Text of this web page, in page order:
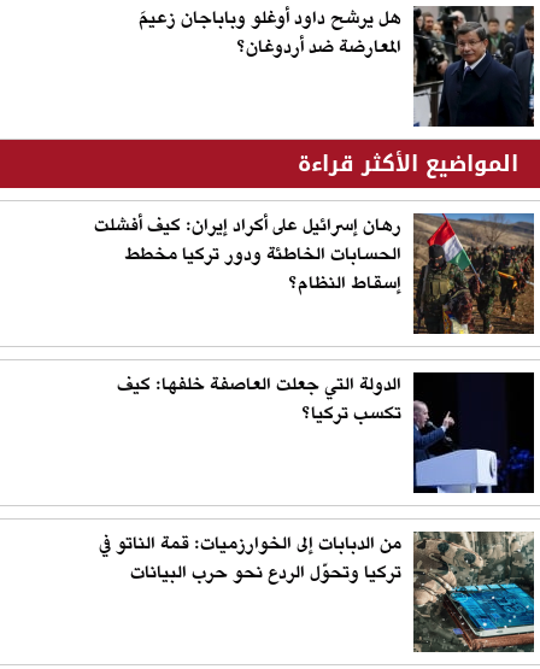
هل يرشح داود أوغلو وباباجان زعيمَ
المعارضة ضد أردوغان؟
المواضيع الأكثر قراءة
رهان إسرائيل على أكراد إيران: كيف أفشلت
الحسابات الخاطئة ودور تركيا مخطط
إسقاط النظام؟
الدولة التي جعلت العاصفة خلفها: كيف
تكسب تركيا؟
من الدبابات إلى الخوارزميات: قمة الناتو في
تركيا وتحوّل الردع نحو حرب البيانات